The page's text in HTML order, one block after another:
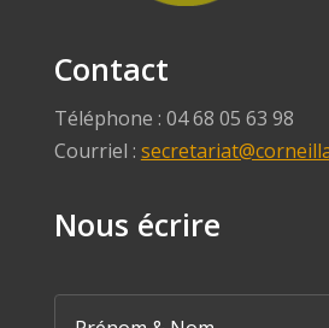
Contact
Téléphone : 04 68 05 63 98
Courriel :
Nous écrire